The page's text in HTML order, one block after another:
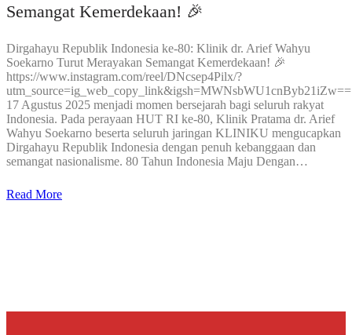
Semangat Kemerdekaan! 🎉
Dirgahayu Republik Indonesia ke-80: Klinik dr. Arief Wahyu
Soekarno Turut Merayakan Semangat Kemerdekaan! 🎉
https://www.instagram.com/reel/DNcsep4Pilx/?
utm_source=ig_web_copy_link&igsh=MWNsbWU1cnByb21iZw==
17 Agustus 2025 menjadi momen bersejarah bagi seluruh rakyat
Indonesia. Pada perayaan HUT RI ke-80, Klinik Pratama dr. Arief
Wahyu Soekarno beserta seluruh jaringan KLINIKU mengucapkan
Dirgahayu Republik Indonesia dengan penuh kebanggaan dan
semangat nasionalisme. 80 Tahun Indonesia Maju Dengan…
Read More